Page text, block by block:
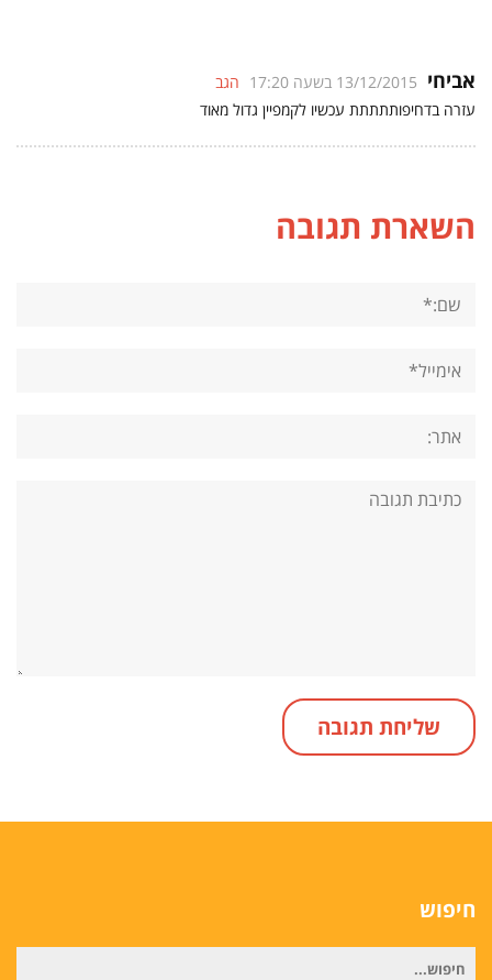
אביחי 13/12/2015 בשעה 17:20
הגב
עזרה בדחיפותתתתת עכשיו לקמפיין גדול מאוד
השארת תגובה
תגובה:
חיפוש